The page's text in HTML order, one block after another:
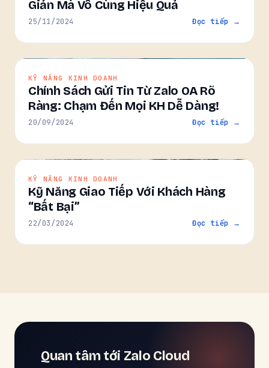
Giản Mà Vô Cùng Hiệu Quả
25/11/2024 Đọc tiếp →
KỸ NĂNG KINH DOANH
Chính Sách Gửi Tin Từ Zalo OA Rõ
Ràng: Chạm Đến Mọi KH Dễ Dàng!
20/09/2024 Đọc tiếp →
KỸ NĂNG KINH DOANH
Kỹ Năng Giao Tiếp Với Khách Hàng
“Bất Bại”
22/03/2024 Đọc tiếp →
Quan tâm tới Zalo Cloud